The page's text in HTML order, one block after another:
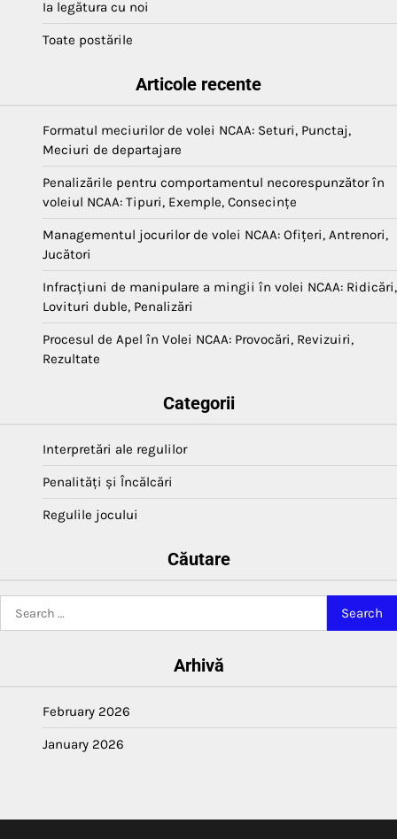
Ia legătura cu noi
Toate postările
Articole recente
Formatul meciurilor de volei NCAA: Seturi, Punctaj,
Meciuri de departajare
Penalizările pentru comportamentul necorespunzător în
voleiul NCAA: Tipuri, Exemple, Consecințe
Managementul jocurilor de volei NCAA: Ofițeri, Antrenori,
Jucători
Infracțiuni de manipulare a mingii în volei NCAA: Ridicări,
Lovituri duble, Penalizări
Procesul de Apel în Volei NCAA: Provocări, Revizuiri,
Rezultate
Categorii
Interpretări ale regulilor
Penalități și Încălcări
Regulile jocului
Căutare
for:
Arhivă
February 2026
January 2026